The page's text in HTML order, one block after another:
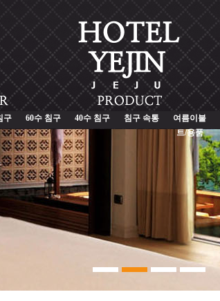
구 60수 침구 40수 침구 침구 속통 여름이불
트/용품